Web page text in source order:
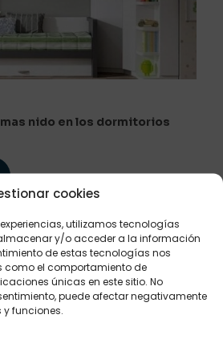
cookies
utilizamos tecnologías
y/o acceder a la información
de estas tecnologías nos
como el comportamiento de
únicas en este sitio. No
puede afectar negativamente
funciones.
nido en los dormitorios